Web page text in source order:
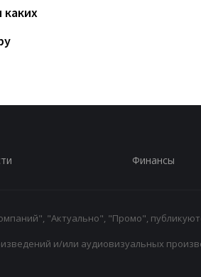
каких
Финансы
"Актуально", "Промо",
и/или аудиовизуальных